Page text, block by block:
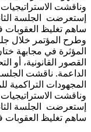
وناقشت الاستراتيجيات
إستعرضت الجلسة
ساهم تغليظ العقوبات
وطرح المؤتمر خلال
المؤثرة في مجابهة
القصور القانونية، أو
الداعمة. ناقشت
المجهودات التراكمية
وناقشت الاستراتيجيات
إستعرضت الجلسة
ساهم تغليظ العقوبات